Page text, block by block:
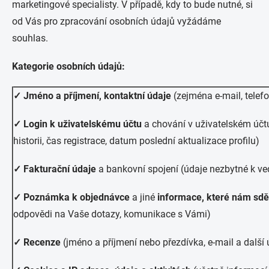
marketingové specialisty. V případě, kdy to bude nutné, si
od Vás pro zpracování osobních údajů vyžádáme
souhlas.
Kategorie osobních údajů:
✓ Jméno a příjmení, kontaktní údaje (zejména e-mail,
✓ Login k uživatelskému účtu a chování v uživatelském
historii, čas registrace, datum poslední aktualizace profilu)
✓ Fakturační údaje a bankovní spojení (údaje nezbytné k
✓ Poznámka k objednávce a jiné informace, které nám
odpovědi na Vaše dotazy, komunikace s Vámi)
✓ Recenze (jméno a příjmení nebo přezdívka, e-mail a další